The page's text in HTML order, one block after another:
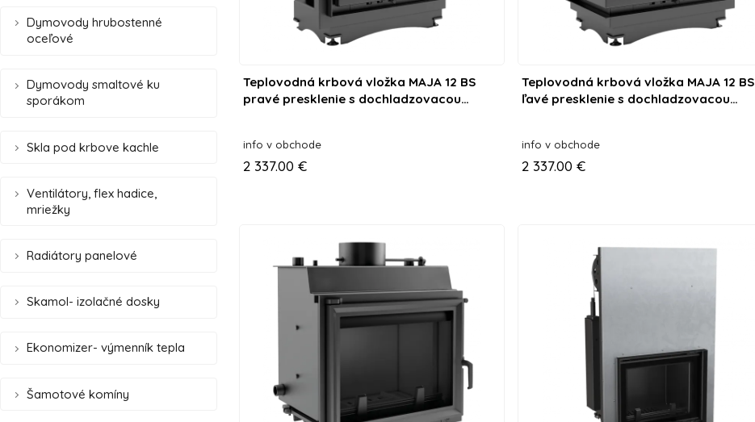
Dymovody hrubostenné
oceľové
Dymovody smaltové ku
sporákom
Skla pod krbove kachle
Ventilátory, flex hadice,
mriežky
Radiátory panelové
Skamol- izolačné dosky
Ekonomizer- výmenník tepla
Šamotové komíny
Teplovodná krbová vložka MAJA 12 BS
pravé presklenie s dochladzovacou
info v obchode
2 337.00 €
Teplovodná krbová vložka MAJA 12 BS
ľavé presklenie s dochladzovacou
info v obchode
2 337.00 €